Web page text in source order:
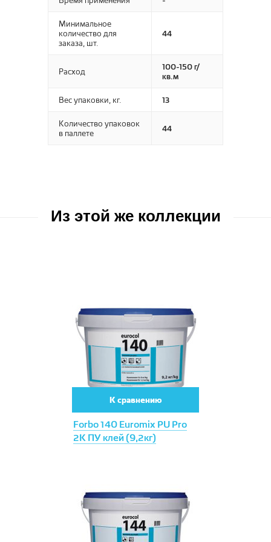
Vesta
SIRIUS
Soft
Trendy
VICENZA
Версаль
Дольче
Минимальное
количество для
заказа, шт.
44
Расход
100-150 г/
кв.м
Вес упаковки, кг. 13
Количество упаковок
в паллете
44
Из этой же коллекции
Forbo 140 Euromix PU Pro
2К ПУ клей (9,2кг)
К сравнению